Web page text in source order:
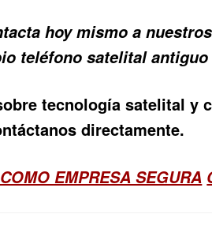
hoy mismo a
teléfono satelital
tecnología satelital y
directamente.
EMPRESA SEGURA